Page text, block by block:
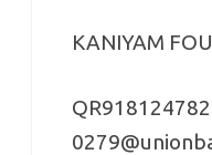
KANIYAM